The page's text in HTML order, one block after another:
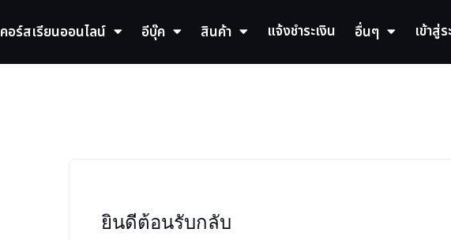
คอร์สเรียนออนไลน์ อีบุ๊ค สินค้า แจ้งชำระเงิน อื่นๆ เข้าสู่
ยินดีต้อนรับกลับ